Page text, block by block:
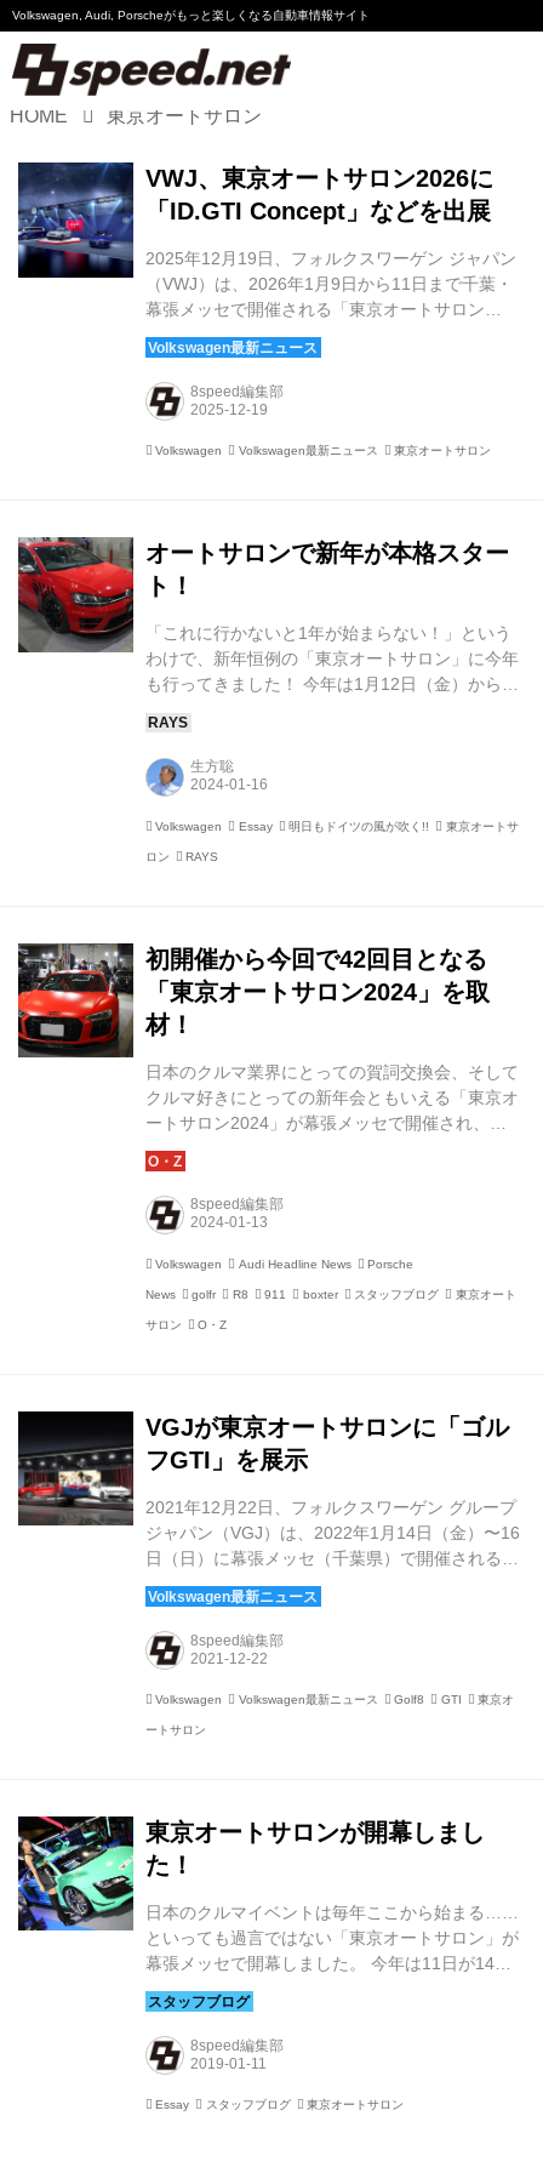
Volkswagen, Audi, Porscheがもっと楽しくなる自動車情報サイト
Audi
Porsche
Motorsport
HOME 東京オートサロン
VWJ、東京オートサロン2026に
「ID.GTI Concept」などを出展
2025年12月19日、フォルクスワーゲン ジャパン
（VWJ）は、2026年1月9日から11日まで千葉・
幕張メッセで開催される「東京オートサロン
2026」への出展概要を発表した。会場では、GTI
誕生50周年を迎える節目の年にあわせ、電動GTI
の将来像を示す「ID.GTI Concept」を日本で初め
て公開する。あわせて、「Golf R Black Edition」
る予定である。 GTIのDNAを電動化時代へとつな
だ。同モ...
8speed編集部
Volkswagen Volkswagen最新ニュース 東京オートサロン
オートサロンで新年が本格スター
ト！
「これに行かないと1年が始まらない！」という
わけで、新年恒例の「東京オートサロン」に今年
も行ってきました！ 今年は1月12日（金）から14
た。私は12日の業界＆報道関係者向けのビジネス
デイ に伺いました。9時開場のところ、9時少し
るほどの混雑ぶりにビックリ！ 30分並んでよう
やくホールに向かいますが、関係者の多さにまた
生方聡
Volkswagen Essay 明日もドイツの風が吹く!! 東京オートサ
ロン RAYS
初開催から今回で42回目となる
「東京オートサロン2024」を取
材！
日本のクルマ業界にとっての賀詞交換会、そして
クルマ好きにとっての新年会ともいえる「東京オ
ートサロン2024」が幕張メッセで開催され、
8speed.net編集部でもその模様を取材してきまし
た。 1983年に前身となる「東京エキサイティン
グカーショー」として開催されてから今回が42回
目となる東京オートサロン。378社が出展し、
日時点）、幕張メッセ全館を使用するほどの規模
となっています。 開催初日となった1月12日は、
業界＆報道関係者公開日ということでしたが、新
8speed編集部
Volkswagen Audi Headline News Porsche
News golfr R8 911 boxter スタッフブログ 東京オート
サロン O・Z
VGJが東京オートサロンに「ゴル
フGTI」を展示
2021年12月22日、フォルクスワーゲン グループ
ジャパン（VGJ）は、2022年1月14日（金）〜16
日（日）に幕張メッセ（千葉県）で開催される
「東京オートサロン 2022」に出展する。 4年ぶ
りの出展となる東京オートサロン 2022には、新
型「ゴルフGTI」と、VWとドイツの老舗チューナ
ー「Oettinger（エッティンガー）」が共同開発し
フGTIを展示。さらにブースでは、GTIオリジナ
ルグッズがもらえるプレゼントキャンペーンやフ
8speed編集部
Volkswagen Volkswagen最新ニュース Golf8 GTI 東京オ
ートサロン
東京オートサロンが開幕しまし
た！
日本のクルマイベントは毎年ここから始まる……
といっても過言ではない「東京オートサロン」が
幕張メッセで開幕しました。 今年は11日が14：
00〜19：00、12日が9：00〜19：00、最終日の
13日が9：00〜18：00のオープンになります。
今回は、フォルクスワーゲン グループ ジャパン
やアウディ ジャパンのブース出展がなく、
すが、アルミホイール、タイヤ、サスペンション
8speed編集部
Essay スタッフブログ 東京オートサロン